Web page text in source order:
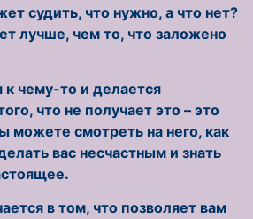
судить, что нужно, а что нет?
лучше, чем то, что заложено
к чему-то и делается
что не получает это – это
можете смотреть на него, как
вас несчастным и знать
в том, что позволяет вам